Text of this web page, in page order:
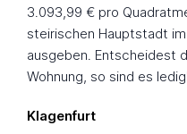
3.093,99 € pro
steirischen Hauptstadt
ausgeben. Entscheidest
Wohnung, so sind es
Klagenfurt